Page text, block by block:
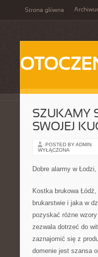
Strona główna
SZUKAMY
SWOJEJ
POSTED BY ADMIN
WYŁĄCZONA
Dobre alarmy w
Kostka brukowa
brukarstwie i jaka w
pozyskać różne
zezwala dotrzeć do
zaznajomić się z
domenie jest szansa